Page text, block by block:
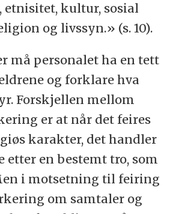
kultur, sosial
og livssyn.» (s. 10).
må personalet ha en tett
og forklare hva
Forskjellen mellom
er at når det feires
karakter, det handler
etter en bestemt tro, som
i motsetning til feiring
om samtaler og